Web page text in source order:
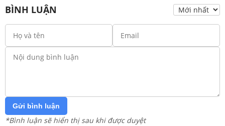
BÌNH LUẬN
Gửi bình luận
*Bình luận sẽ hiển thị sau khi được duyệt